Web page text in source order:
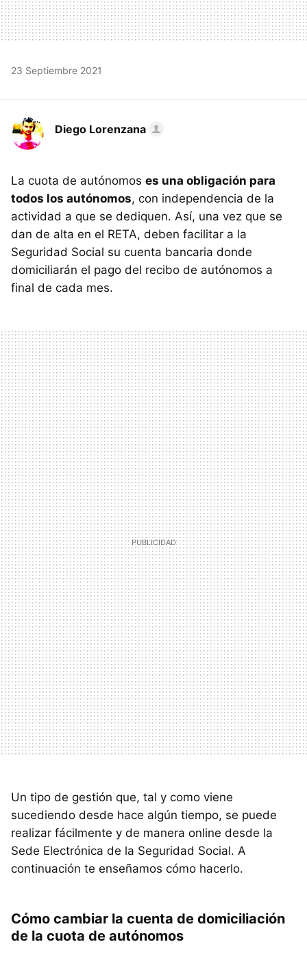
23 Septiembre 2021
Diego Lorenzana
La cuota de autónomos es una obligación para
todos los autónomos, con independencia de la
actividad a que se dediquen. Así, una vez que se
dan de alta en el RETA, deben facilitar a la
Seguridad Social su cuenta bancaria donde
domiciliarán el pago del recibo de autónomos a
final de cada mes.
Un tipo de gestión que, tal y como viene
sucediendo desde hace algún tiempo, se puede
realizar fácilmente y de manera online desde la
Sede Electrónica de la Seguridad Social. A
continuación te enseñamos cómo hacerlo.
Cómo cambiar la cuenta de domiciliación
de la cuota de autónomos